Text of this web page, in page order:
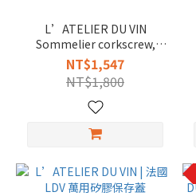
L’ATELIER DU VIN
Sommelier corkscrew,
Soft Machine Crystal
NT$1,547
NT$1,800